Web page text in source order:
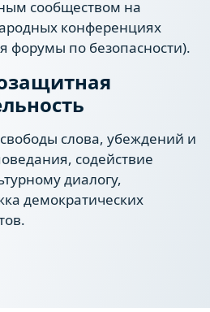
сообществом на
конференциях
форумы по безопасности).
слова, убеждений и
содействие
диалогу,
демократических